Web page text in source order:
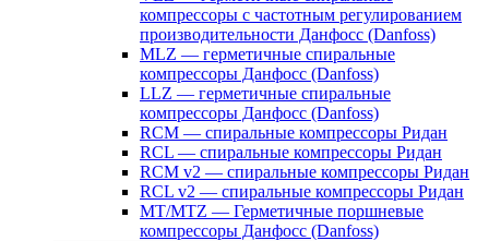
компрессоры с частотным регулированием
производительности Данфосс (Danfoss)
MLZ — герметичные спиральные
компрессоры Данфосс (Danfoss)
LLZ — герметичные спиральные
компрессоры Данфосс (Danfoss)
RCM — спиральные компрессоры Ридан
RCL — спиральные компрессоры Ридан
RCM v2 — спиральные компрессоры Ридан
RCL v2 — спиральные компрессоры Ридан
MT/MTZ — Герметичные поршневые
компрессоры Данфосс (Danfoss)